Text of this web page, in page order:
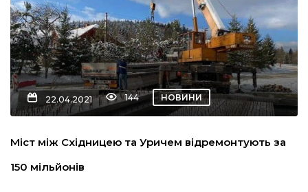
22.04.2021 144 НОВИНИ
Міст між Східницею та Уричем відремонтують за
150 мільйонів